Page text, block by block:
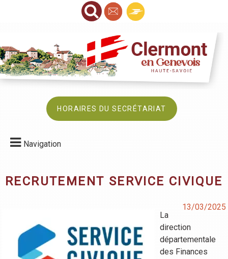
HORAIRES DU SECRÉTARIAT
Navigation
RECRUTEMENT SERVICE CIVIQUE
13/03/2025
La
direction
départementale
des Finances